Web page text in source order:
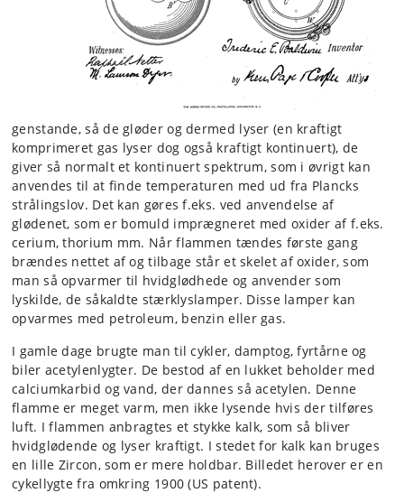
genstande, så de gløder og dermed lyser (en kraftigt
komprimeret gas lyser dog også kraftigt kontinuert), de
giver så normalt et kontinuert spektrum, som i øvrigt kan
anvendes til at finde temperaturen med ud fra Plancks
strålingslov. Det kan gøres f.eks. ved anvendelse af
glødenet, som er bomuld imprægneret med oxider af f.eks.
cerium, thorium mm. Når flammen tændes første gang
brændes nettet af og tilbage står et skelet af oxider, som
man så opvarmer til hvidglødhede og anvender som
lyskilde, de såkaldte stærklyslamper. Disse lamper kan
opvarmes med petroleum, benzin eller gas.
I gamle dage brugte man til cykler, damptog, fyrtårne og
biler acetylenlygter. De bestod af en lukket beholder med
calciumkarbid og vand, der dannes så acetylen. Denne
flamme er meget varm, men ikke lysende hvis der tilføres
luft. I flammen anbragtes et stykke kalk, som så bliver
hvidglødende og lyser kraftigt. I stedet for kalk kan bruges
en lille Zircon, som er mere holdbar. Billedet herover er en
cykellygte fra omkring 1900 (US patent).